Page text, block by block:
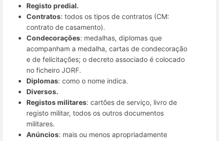
Registo predial.
Contratos: todos os tipos de contratos (CM:
contrato de casamento).
Condecorações: medalhas, diplomas que
acompanham a medalha, cartas de condecoração
e de felicitações; o decreto associado é colocado
no ficheiro JORF.
Diplomas: como o nome indica.
Diversos.
Registos militares: cartões de serviço, livro de
registo militar, todos os outros documentos
militares.
Anúncios: mais ou menos apropriadamente